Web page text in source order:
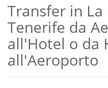
Transfer in La
Tenerife da
all'Hotel o da
all'Aeroporto